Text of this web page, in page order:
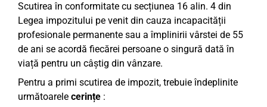
Scutirea în conformitate cu secțiunea 16 alin. 4 din
Legea impozitului pe venit din cauza incapacității
profesionale permanente sau a împlinirii vârstei de 55
de ani se acordă fiecărei persoane o singură dată în
viață pentru un câștig din vânzare.
Pentru a primi scutirea de impozit, trebuie îndeplinite
următoarele cerințe :